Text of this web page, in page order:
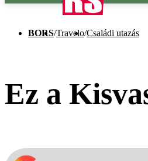
BORS/Travelo/Családi utazás
Ez a